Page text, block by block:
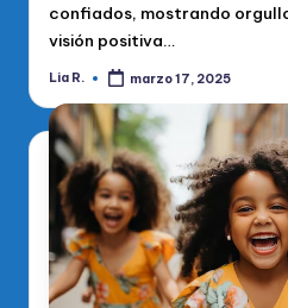
confiados, mostrando
visión positiva…
Publicado
Lia R. marzo 17, 2025